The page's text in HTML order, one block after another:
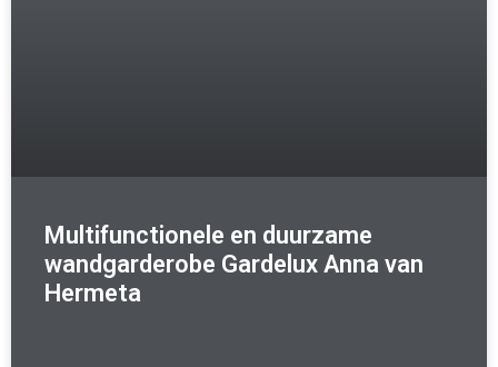
Multifunctionele en duurzame
wandgarderobe Gardelux Anna van
Hermeta